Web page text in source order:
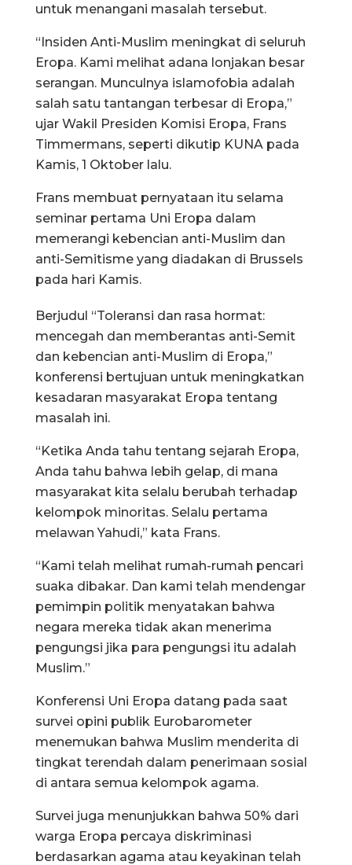
untuk menangani masalah tersebut.
“Insiden Anti-Muslim meningkat di seluruh
Eropa. Kami melihat adana lonjakan besar
serangan. Munculnya islamofobia adalah
salah satu tantangan terbesar di Eropa,”
ujar Wakil Presiden Komisi Eropa, Frans
Timmermans, seperti dikutip KUNA pada
Kamis, 1 Oktober lalu.
Frans membuat pernyataan itu selama
seminar pertama Uni Eropa dalam
memerangi kebencian anti-Muslim dan
anti-Semitisme yang diadakan di Brussels
pada hari Kamis.
Berjudul “Toleransi dan rasa hormat:
mencegah dan memberantas anti-Semit
dan kebencian anti-Muslim di Eropa,”
konferensi bertujuan untuk meningkatkan
kesadaran masyarakat Eropa tentang
masalah ini.
“Ketika Anda tahu tentang sejarah Eropa,
Anda tahu bahwa lebih gelap, di mana
masyarakat kita selalu berubah terhadap
kelompok minoritas. Selalu pertama
melawan Yahudi,” kata Frans.
“Kami telah melihat rumah-rumah pencari
suaka dibakar. Dan kami telah mendengar
pemimpin politik menyatakan bahwa
negara mereka tidak akan menerima
pengungsi jika para pengungsi itu adalah
Muslim.”
Konferensi Uni Eropa datang pada saat
survei opini publik Eurobarometer
menemukan bahwa Muslim menderita di
tingkat terendah dalam penerimaan sosial
di antara semua kelompok agama.
Survei juga menunjukkan bahwa 50% dari
warga Eropa percaya diskriminasi
berdasarkan agama atau keyakinan telah